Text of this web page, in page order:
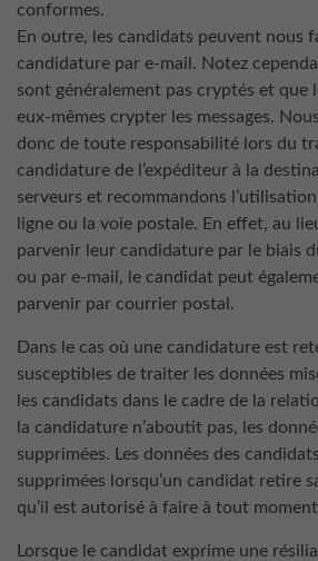
conformes.
En outre, les candidats peuvent nous
candidature par e-mail. Notez
sont généralement pas cryptés et que
eux-mêmes crypter les messages.
donc de toute responsabilité lors du
candidature de l’expéditeur à la
serveurs et recommandons
ligne ou la voie postale. En effet, au
parvenir leur candidature par le biais
ou par e-mail, le candidat peut
parvenir par courrier postal.
Dans le cas où une candidature est
susceptibles de traiter les données
les candidats dans le cadre de la
la candidature n’aboutit pas, les
supprimées. Les données des
supprimées lorsqu’un candidat retire
qu’il est autorisé à faire à tout
Lorsque le candidat exprime une